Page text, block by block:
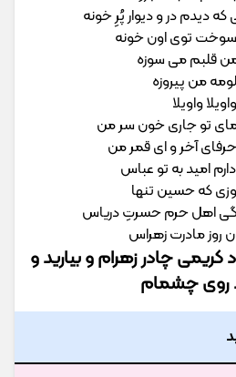
دیدم در و دیوار پُرِ خونه
توی اون خونه
قلبم می سوزه
من پیروزه
واویلا واویلا
تو جاری خون سر من
آخر و ای قمر من
امید به تو عباس
که حسین تنها
اهل حرم حسرتِ دریاس
روز مادرت زهراس
چادر زهرام و بیارید و
روی چشمام